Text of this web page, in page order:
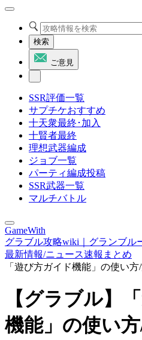
検索
ご意見
SSR評価一覧
サプチケおすすめ
十天衆最終･加入
十賢者最終
理想武器編成
ジョブ一覧
パーティ編成投稿
SSR武器一覧
マルチバトル
GameWith
グラブル攻略wiki｜グランブル
最新情報/ニュース速報まとめ
「遊び方ガイド機能」の使い
【グラブル】
機能」の使い